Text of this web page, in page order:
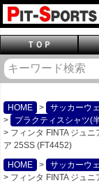
ＴＯＰ
HOME サッカーウ
プラクティスシャツ(
フィンタ FINTA ジュ
ア 25SS (FT4452)
HOME
サッカーウ
フィンタ FINTA ジュ